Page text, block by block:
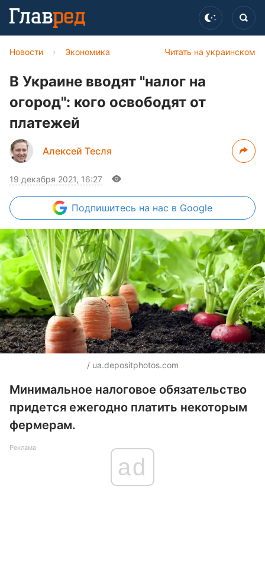
Читать на украинском
Новости › Экономика
В Украине вводят "налог на
огород": кого освободят от
платежей
Алексей Тесля
19 декабря 2021, 16:27
Подпишитесь на нас в Google
/ ua.depositphotos.com
Минимальное налоговое обязательство
придется ежегодно платить некоторым
фермерам.
Реклама
ad